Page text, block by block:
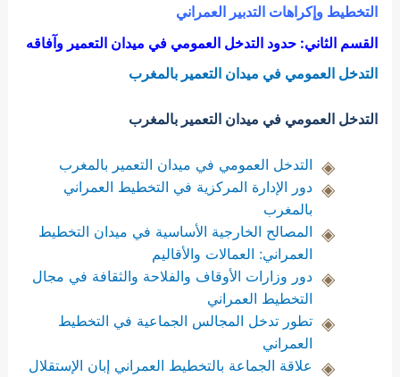
التخطيط وإكراهات التدبير العمراني
القسم الثاني: حدود التدخل العمومي في ميدان التعمير وآفاقه
التدخل العمومي في ميدان التعمير بالمغرب
التدخل العمومي في ميدان التعمير بالمغرب
التدخل العمومي في ميدان التعمير بالمغرب
دور الإدارة المركزية في التخطيط العمراني
بالمغرب
المصالح الخارجية الأساسية في ميدان التخطيط
العمراني: العمالات والأقاليم
دور وزارات الأوقاف والفلاحة والثقافة في مجال
التخطيط العمراني
تطور تدخل المجالس الجماعية في التخطيط
العمراني
علاقة الجماعة بالتخطيط العمراني إبان الإستقلال